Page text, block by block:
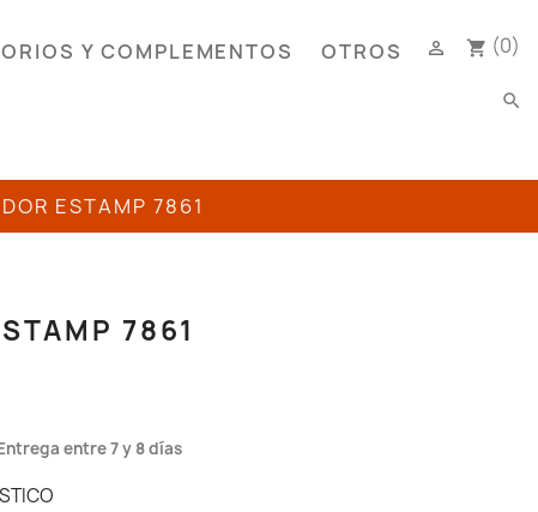
Y COMPLEMENTOS OTROS shopping_cart (0)

search
ESTAMP 7861
7861
entre 7 y 8 días